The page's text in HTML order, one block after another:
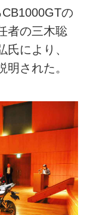
の
者の三木聡
により、
された。